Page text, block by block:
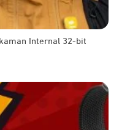
Internal 32-bit